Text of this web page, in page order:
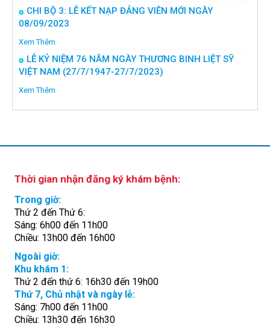
CHI BỘ 3: LỄ KẾT NẠP ĐẢNG VIÊN MỚI NGÀY
08/09/2023
Xem Thêm
LỄ KỶ NIỆM 76 NĂM NGÀY THƯƠNG BINH LIỆT SỸ
VIỆT NAM (27/7/1947-27/7/2023)
Xem Thêm
Thời gian nhận đăng ký khám bệnh:
Trong giờ:
Thứ 2 đến Thứ 6:
Sáng: 6h00 đến 11h00
Chiều: 13h00 đến 16h00
Ngoài giờ:
Khu khám 1:
Thứ 2 đến thứ 6: 16h30 đến 19h00
Thứ 7, Chủ nhật và ngày lễ:
Sáng: 7h00 đến 11h00
Chiều: 13h30 đến 16h30